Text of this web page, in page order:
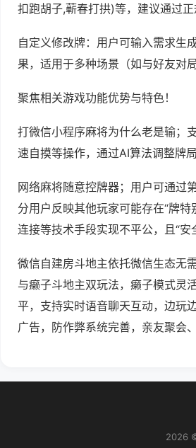
扣跑胡子,蕲春打拱)等，建议通过正
自定义修改牌：用户可输入需求生
果，适用于多种场景（如与好友对
聚焦相关游戏功能优势与特色！
打微信小程序麻将为什么老是输；
速自摸等操作，通过AI算法调整牌
网络麻将随意控牌器；用户可通过
分用户反映其他玩家可能存在“牌
连接等技术手段实现不平公，且“安
微信自建房斗地主依托微信生态无
与癞子斗地主双玩法，癞子模式灵
平，支持实时语音聊天互动，边玩
广告，防作弊系统完善，亲友聚会
2026